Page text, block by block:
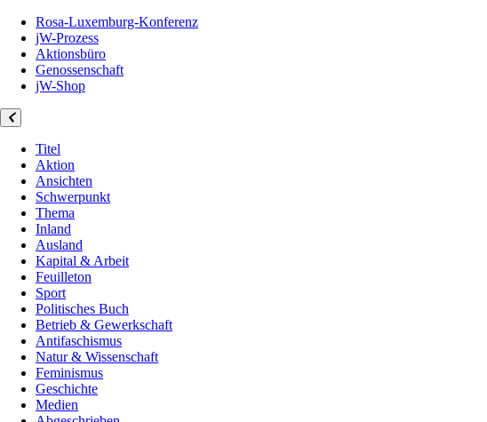
Rosa-Luxemburg-Konferenz
jW-Prozess
Aktionsbüro
Genossenschaft
jW-Shop
Titel
Aktion
Ansichten
Schwerpunkt
Thema
Inland
Ausland
Kapital & Arbeit
Feuilleton
Sport
Politisches Buch
Betrieb & Gewerkschaft
Antifaschismus
Natur & Wissenschaft
Feminismus
Geschichte
Medien